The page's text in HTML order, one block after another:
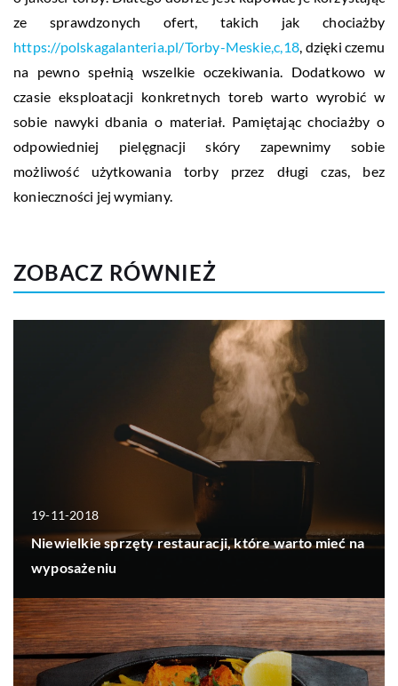
ze sprawdzonych ofert, takich jak chociażby
https://polskagalanteria.pl/Torby-Meskie,c,18 , dzięki czemu
na pewno spełnią wszelkie oczekiwania. Dodatkowo w
czasie eksploatacji konkretnych toreb warto wyrobić w
sobie nawyki dbania o materiał. Pamiętając chociażby o
odpowiedniej pielęgnacji skóry zapewnimy sobie
możliwość użytkowania torby przez długi czas, bez
konieczności jej wymiany.
ZOBACZ RÓWNIEŻ
19-11-2018
Niewielkie sprzęty restauracji, które warto mieć na
wyposażeniu